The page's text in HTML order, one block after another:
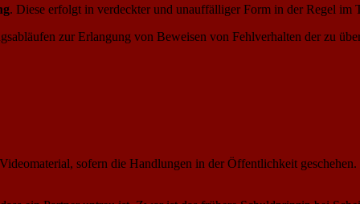
. Diese erfolgt in verdeckter und unauffälliger Form in der Regel im
zur Erlangung von Beweisen von Fehlverhalten der zu
sofern die Handlungen in der Öffentlichkeit